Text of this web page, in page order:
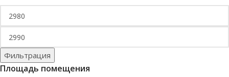
Фильтрация
Площадь помещения